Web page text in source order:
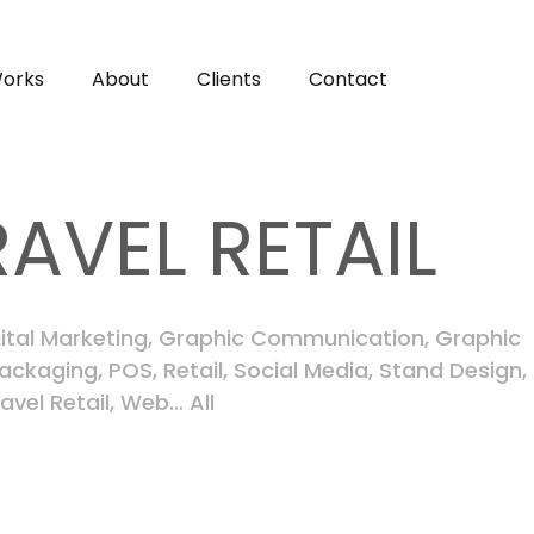
About Clients Contact
RETAIL
Marketing, Graphic Communication, Graphic
, POS, Retail, Social Media, Stand Design,
Retail, Web… All